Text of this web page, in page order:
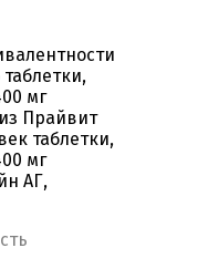
мг
Прайвит
таблетки,
мг
АГ,